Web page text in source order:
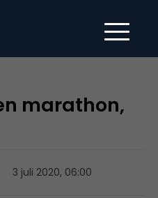
marathon,
3 juli 2020, 06:00